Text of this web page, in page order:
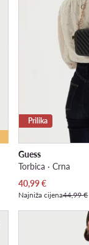
Prilika
Guess
Torbica · Crna
Trenutna cijena
40,99€
Najniža cijena44,99 €